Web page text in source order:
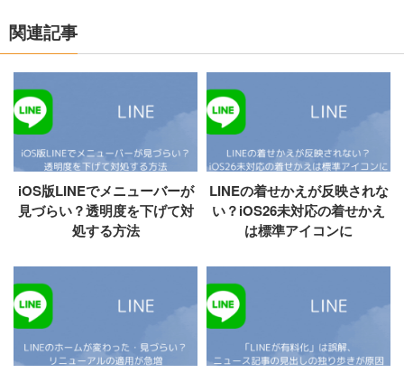
関連記事
iOS版LINEでメニューバーが
見づらい？透明度を下げて対
処する方法
LINEの着せかえが反映されな
い？iOS26未対応の着せかえ
は標準アイコンに